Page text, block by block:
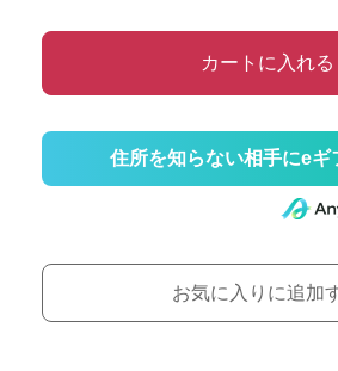
カートに入れる
住所を知らない相手にeギ
お気に入りに追加